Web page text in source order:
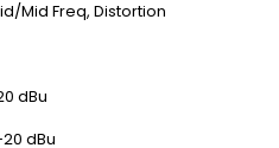
Mid Freq, Distortion
dBu
dBu